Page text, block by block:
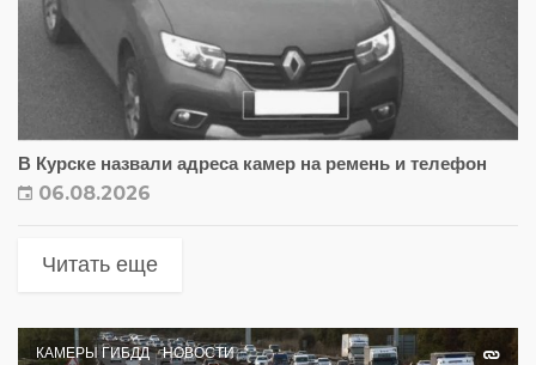
В Курске назвали адреса камер на ремень и телефон
06.08.2026
Читать еще
КАМЕРЫ ГИБДД НОВОСТИ